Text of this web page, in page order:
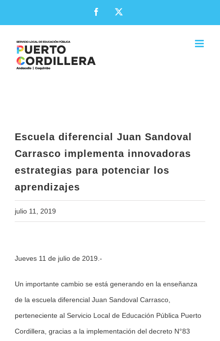
Facebook
Escuela diferencial Juan Sandoval
Carrasco implementa innovadoras
estrategias para potenciar los
aprendizajes
julio 11, 2019
Larger
Jueves 11 de julio de 2019.-
Un importante cambio se está generando en la enseñanza
de la escuela diferencial Juan Sandoval Carrasco,
perteneciente al Servicio Local de Educación Pública Puerto
Cordillera, gracias a la implementación del decreto N°83